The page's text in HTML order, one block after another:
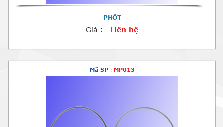
PHỐT
Giá : Liên hệ
Mã SP : MP013